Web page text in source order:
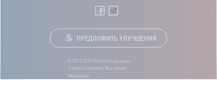
ПРЕДЛОЖИТЬ УЛУЧШЕНИЯ
© 2012-2026 Интернет-магазин
“Prime-Computers” Все права
защищены.